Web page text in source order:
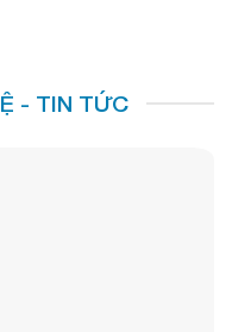
- TIN TỨC